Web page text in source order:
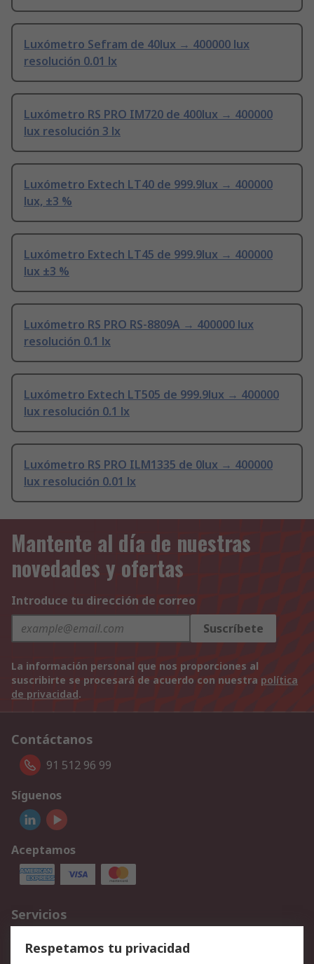
Luxómetro Sefram de 40lux → 400000 lux
resolución 0.01 lx
Luxómetro RS PRO IM720 de 400lux → 400000
lux resolución 3 lx
Luxómetro Extech LT40 de 999.9lux → 400000
lux, ±3 %
Luxómetro Extech LT45 de 999.9lux → 400000
lux ±3 %
Luxómetro RS PRO RS-8809A → 400000 lux
resolución 0.1 lx
Luxómetro Extech LT505 de 999.9lux → 400000
lux resolución 0.1 lx
Luxómetro RS PRO ILM1335 de 0lux → 400000
lux resolución 0.01 lx
Mantente al día de nuestras
novedades y ofertas
Introduce tu dirección de correo
Suscríbete
La información personal que nos proporciones al
suscribirte se procesará de acuerdo con nuestra política
de privacidad.
Contáctanos
91 512 96 99
Síguenos
Aceptamos
Servicios
Cómo realizar pedidos
Devoluciones
Facturación y pago
Respetamos tu privacidad